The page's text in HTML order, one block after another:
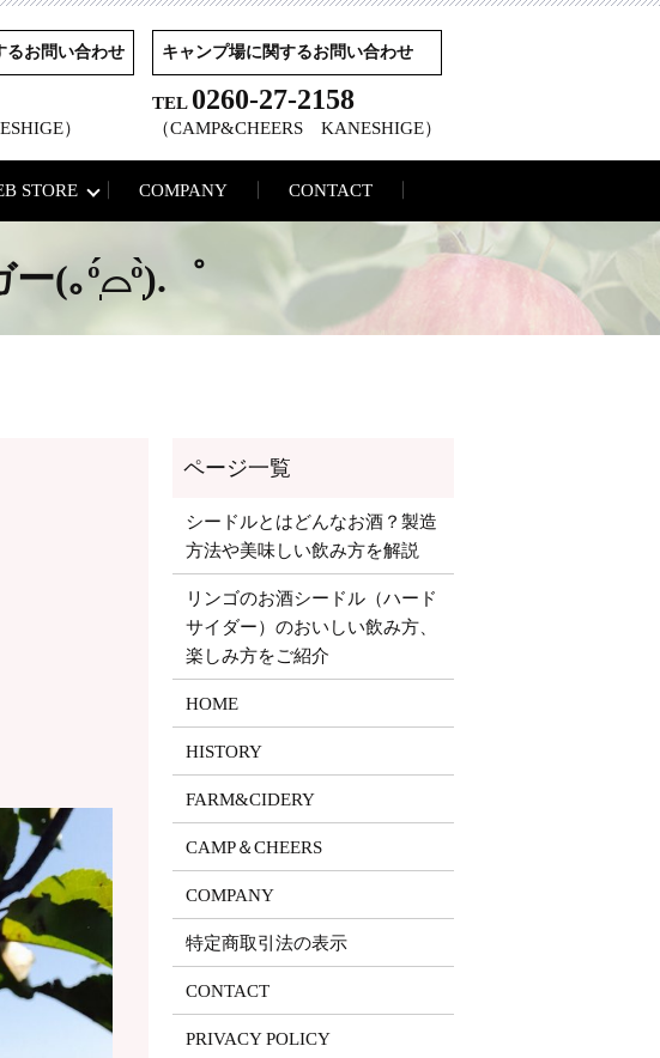
るお問い合わせ
）
キャンプ場に関するお問い合わせ
TEL 0260-27-2158
（CAMP&CHEERS KANESHIGE）
STORE COMPANY CONTACT
(｡º̩̩́⌓º̩̩̀).゜
シードルとはどんなお酒？製造
方法や美味しい飲み方を解説
リンゴのお酒シードル（ハード
サイダー）のおいしい飲み方、
楽しみ方をご紹介
HOME
HISTORY
FARM&CIDERY
CAMP＆CHEERS
COMPANY
特定商取引法の表示
CONTACT
PRIVACY POLICY